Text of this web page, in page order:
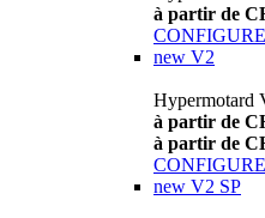
à partir de
new V2
Hypermotard
à partir de
à partir de
new V2 SP